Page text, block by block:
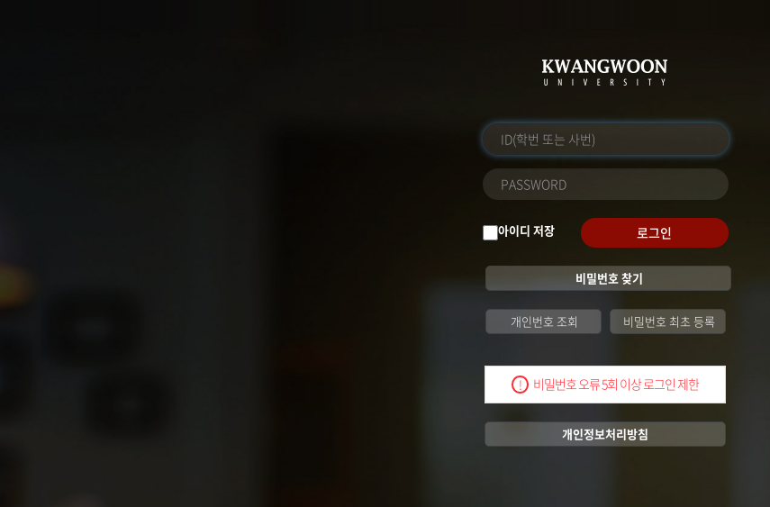
아이디 저장 로그인
비밀번호 찾기
개인번호 조회 비밀번호 최초 등록
! 비밀번호 오류 5회 이상 로그인 제한
개인정보처리방침